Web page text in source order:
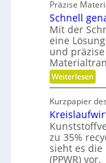
e
i
c
h
d
e
n
e
r
B
a
u
t
e
i
l
b
e
s
c
h
a
f
r
t
u
n
g
s
f
r
e
e
s
H
y
b
r
Präzise
Schnell
Mit der
eine
und
Weiterlesen:
S
h
n
e
l
l
g
Kurzpapier
zu 35%
sieht es die
(PPWR) vor.